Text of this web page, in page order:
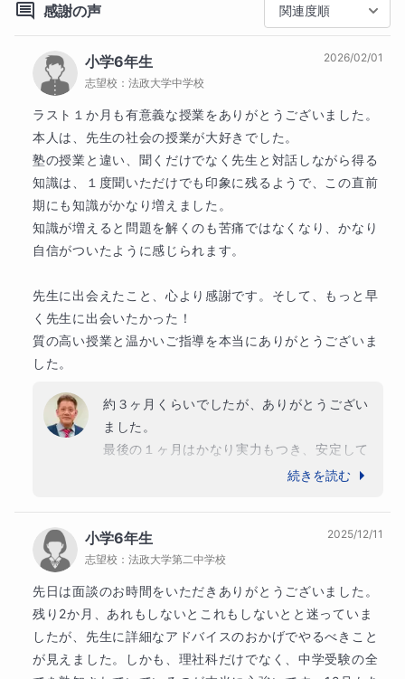
保護者様へのメッセージ
お子様の勉強を管理してあげたいけどなかなか時間が
ないご家庭は、いつでもご相談ください。
毎日お子様に宿題をやったのか確認するのは、ストレ
スが溜まりますよね。
保護者様のご希望をお伝えいただければ、それに沿っ
た指導をこちらで行います。
生徒様へのメッセージ
受験を控えて、なかなか相談する人もいなくて不安な
ことも多いでしょう。
す。
やる気さえあれば、何も心配はいりません。
一緒に計画を立てて頑張っていきましょう！
旅行、阪神タイガース
1984年　船橋市立習志野台中学校卒業
1987年　中央大学杉並高校卒業
1991年　中央大学　法学部　法律学科卒業
【職歴】
1992〜2005年　株式会社　日新堂書店
2006〜2018年　ITTO個別指導学院
2018〜2019年　株式会社　セレモニー
春日部女子高校
国府台高校
津田沼高校
松戸国際高校
春日部東高校
検見川高校
国分高校
浦和北高校
習志野高校
船橋芝山高校
杉戸高校
越谷総合技術高校
草加南高校
越谷西高校
市立船橋高校
松戸六実高校
八千代東高校
実籾高校
船橋北高校
吉川美南高校
船橋古和釜高校
船橋法典高校
高校
難関国公立高校
千葉県立佐倉高等学校
船橋市立船橋高等学校
感謝の声 関連度順
小学6年生
志望校： 法政大学中学校
2026/02/01
ラスト１か月も有意義な授業をありがとうございました。
本人は、先生の社会の授業が大好きでした。
塾の授業と違い、聞くだけでなく先生と対話しながら得る
知識は、１度聞いただけでも印象に残るようで、この直前
期にも知識がかなり増えました。
知識が増えると問題を解くのも苦痛ではなくなり、かなり
自信がついたように感じられます。
先生に出会えたこと、心より感謝です。そして、もっと早
く先生に出会いたかった！
質の高い授業と温かいご指導を本当にありがとうございま
した。
約３ヶ月くらいでしたが、ありがとうござい
ました。
最後の１ヶ月はかなり実力もつき、安定して
過去問の点数も取れるようになっていまし
難しい問題でも対応できるようになり、自信
を持って本番に向かえると思います。
本当に頑張ったと思いますし、ご家族のサポ
ートもとても熱心でした。
この受験はとても良い経験になったと思いま
す。
続きを読む
小学6年生
志望校： 法政大学第二中学校
2025/12/11
先日は面談のお時間をいただきありがとうございました。
残り2か月、あれもしないとこれもしないとと迷っていま
したが、先生に詳細なアドバイスのおかげでやるべきこと
が見えました。しかも、理社科だけでなく、中学受験の全